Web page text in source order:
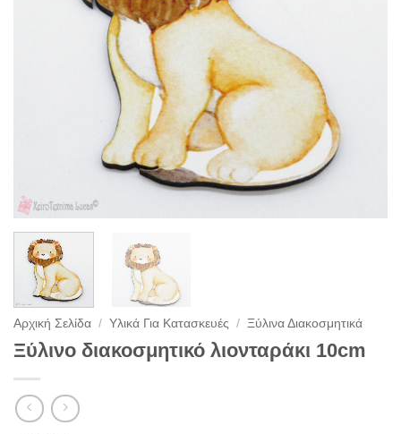
Αρχική Σελίδα / Υλικά Για Κατασκευές / Ξύλινα Διακοσμητικά
Ξύλινο διακοσμητικό λιονταράκι 10cm